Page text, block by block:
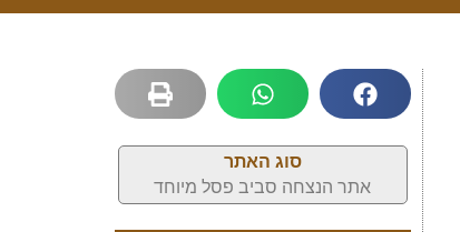
סוג האתר
אתר הנצחה סביב פסל מיוחד